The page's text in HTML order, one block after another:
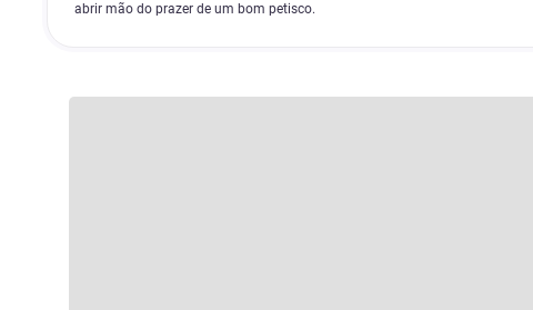
abrir mão do prazer de um bom petisco.